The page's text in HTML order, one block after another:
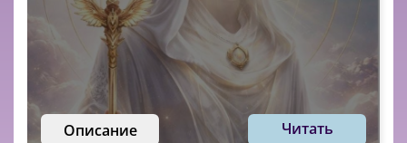
Описание Читать